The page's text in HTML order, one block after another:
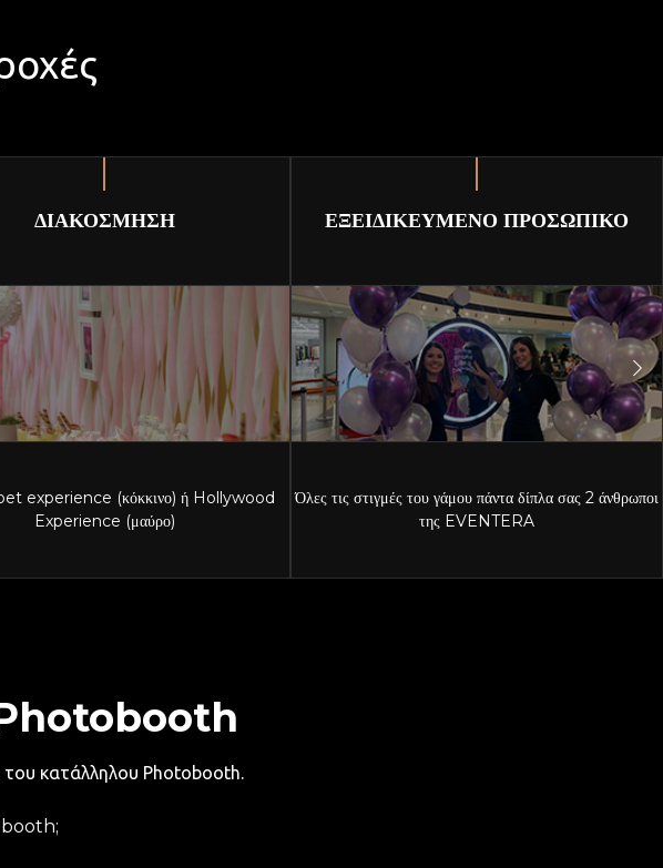
ΔΙΑΚΟΣΜΗΣΗ
experience (κόκκινο) ή Hollywood
Experience (μαύρο)
ΕΞΕΙΔΙΚΕΥΜΕΝΟ ΠΡΟΣΩΠΙΚΟ
Όλες τις στιγμές του γάμου πάντα δίπλα σας 2 άνθρωποι
της EVENTERA
του κατάλληλου Photobooth.